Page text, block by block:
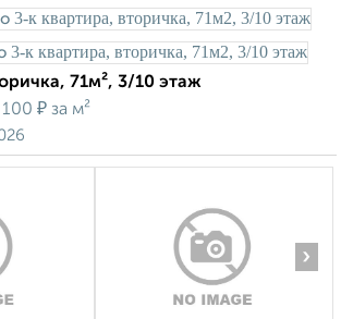
71м², 3/10 этаж
100 ₽ за м²
›